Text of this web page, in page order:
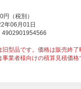
（税別）
年06月01日
4902901954566
型品です。価格は販売終了
業者様向けの積算見積価